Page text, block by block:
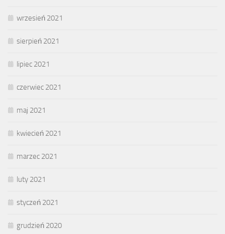
wrzesień 2021
sierpień 2021
lipiec 2021
czerwiec 2021
maj 2021
kwiecień 2021
marzec 2021
luty 2021
styczeń 2021
grudzień 2020